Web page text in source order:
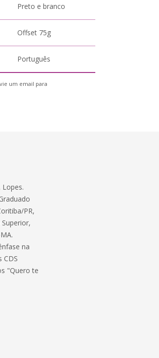
Preto e branco
Offset 75g
Português
um email para
PR,
na
CDS
"Quero te